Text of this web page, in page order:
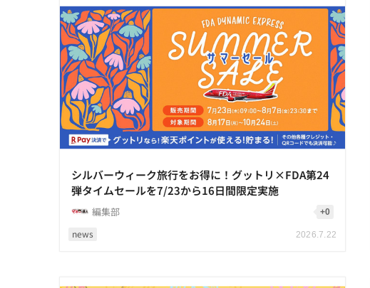
news 2026.7.22
シルバーウィーク旅行をお得に！グットリ×FDA第24
弾タイムセールを7/23から16日間限定実施
編集部 +0